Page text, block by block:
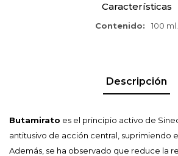
Características
Contenido 100 ml.
Descripción
Butamirato es el principio activo de
antitusivo de acción central, suprimiendo
Además, se ha observado que reduce la